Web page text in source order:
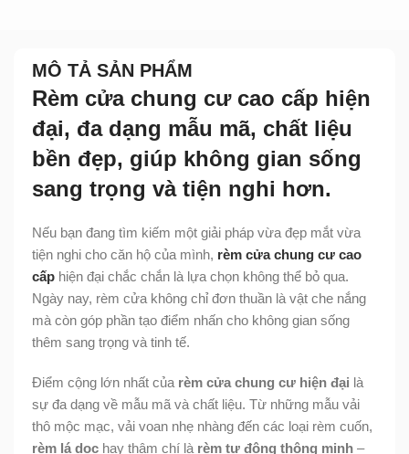
MÔ TẢ SẢN PHẨM
Rèm cửa chung cư cao cấp hiện
đại, đa dạng mẫu mã, chất liệu
bền đẹp, giúp không gian sống
sang trọng và tiện nghi hơn.
Nếu bạn đang tìm kiếm một giải pháp vừa đẹp mắt vừa
tiện nghi cho căn hộ của mình, rèm cửa chung cư cao
cấp hiện đại chắc chắn là lựa chọn không thể bỏ qua.
Ngày nay, rèm cửa không chỉ đơn thuần là vật che nắng
mà còn góp phần tạo điểm nhấn cho không gian sống
thêm sang trọng và tinh tế.
Điểm cộng lớn nhất của rèm cửa chung cư hiện đại là
sự đa dạng về mẫu mã và chất liệu. Từ những mẫu vải
thô mộc mạc, vải voan nhẹ nhàng đến các loại rèm cuốn,
rèm lá dọc hay thậm chí là rèm tự động thông minh –